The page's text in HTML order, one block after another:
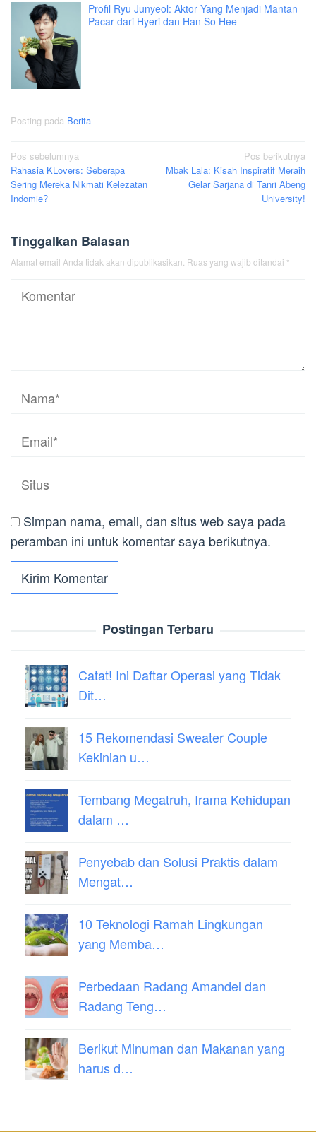
Profil Ryu Junyeol: Aktor Yang Menjadi Mantan
Pacar dari Hyeri dan Han So Hee
Posting pada Berita
Navigasi
pos
Pos sebelumnya
Rahasia KLovers: Seberapa
Sering Mereka Nikmati Kelezatan
Indomie?
Pos berikutnya
Mbak Lala: Kisah Inspiratif Meraih
Gelar Sarjana di Tanri Abeng
University!
Tinggalkan Balasan
Alamat email Anda tidak akan dipublikasikan. Ruas yang wajib ditandai *
Simpan nama, email, dan situs web saya pada
peramban ini untuk komentar saya berikutnya.
Postingan Terbaru
Catat! Ini Daftar Operasi yang Tidak
Dit…
15 Rekomendasi Sweater Couple
Kekinian u…
Tembang Megatruh, Irama Kehidupan
dalam …
Penyebab dan Solusi Praktis dalam
Mengat…
10 Teknologi Ramah Lingkungan
yang Memba…
Perbedaan Radang Amandel dan
Radang Teng…
Berikut Minuman dan Makanan yang
harus d…